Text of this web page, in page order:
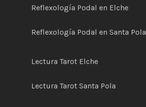
Reflexología Podal en Elche
Reflexología Podal en Santa Pola
Lectura Tarot Elche
Lectura Tarot Santa Pola